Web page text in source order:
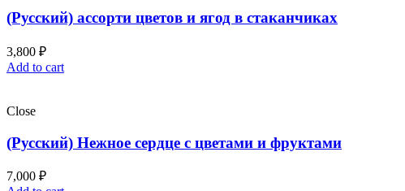
(Русский) ассорти цветов и ягод в стаканчиках
3,800 ₽
Add to cart
Close
(Русский) Нежное сердце с цветами и фруктами
7,000 ₽